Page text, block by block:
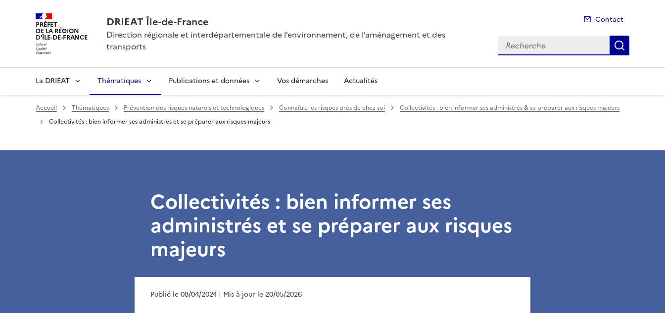
PRÉFET
DE LA RÉGION
D'ÎLE-DE-FRANCE
DRIEAT Île-de-France
Direction régionale et interdépartementale de l’environnement, de l’aménagement et des
transports
Contact
Recherche
La DRIEAT Thématiques Publications et données Vos démarches Actualités
Accueil Thématiques Prévention des risques naturels et technologiques Connaître les risques près de chez soi
Collectivités : bien informer ses administrés & se préparer aux risques majeurs
Collectivités : bien informer ses administrés et se préparer aux risques majeurs
Collectivités : bien informer ses
administrés et se préparer aux risques
majeurs
Publié le 08/04/2024 | Mis à jour le 20/05/2026